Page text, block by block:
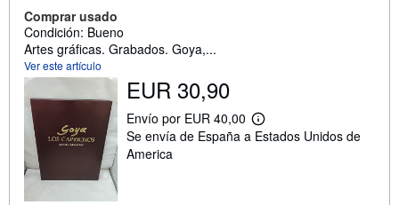
Comprar usado
Condición: Bueno
Artes gráficas. Grabados. Goya,...
Ver este artículo
EUR 30,90
Envío por EUR 40,00
M
á
Se envía de España a Estados Unidos de
America